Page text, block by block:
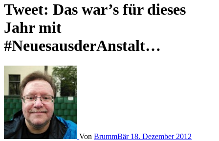
Tweet: Das war’s für dieses
Jahr mit
#NeuesausderAnstalt…
Von BrummBär 18. Dezember 2012